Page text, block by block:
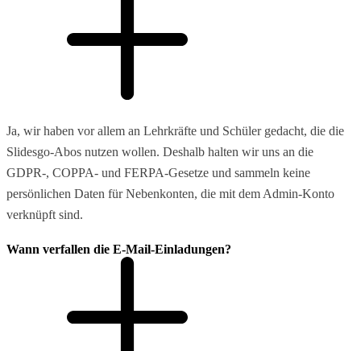
Ja, wir haben vor allem an Lehrkräfte und Schüler gedacht, die die
Slidesgo-Abos nutzen wollen. Deshalb halten wir uns an die
GDPR-, COPPA- und FERPA-Gesetze und sammeln keine
persönlichen Daten für Nebenkonten, die mit dem Admin-Konto
verknüpft sind.
Wann verfallen die E-Mail-Einladungen?